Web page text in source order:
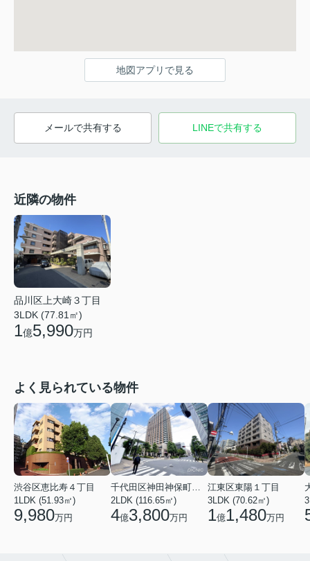
地図アプリで見る
メールで共有する LINEで共有する
近隣の物件
品川区上大崎３丁目
3LDK (77.81㎡)
1億5,990万円
よく見られている物件
渋谷区恵比寿４丁目
1LDK (51.93㎡)
9,980万円
千代田区神田神保町１丁目
2LDK (116.65㎡)
4億3,800万円
江東区東陽１丁目
3LDK (70.62㎡)
1億1,480万円